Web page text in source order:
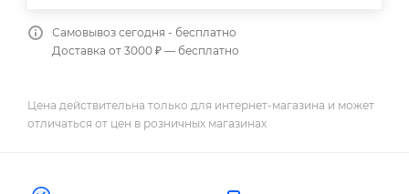
Самовывоз сегодня - бесплатно
Доставка от 3000 ₽ — бесплатно
Цена действительна только для интернет-магазина и может
отличаться от цен в розничных магазинах